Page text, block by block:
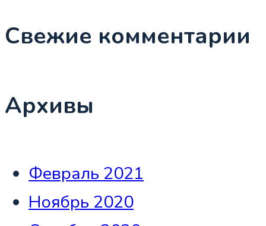
Свежие комментарии
Архивы
Февраль 2021
Ноябрь 2020